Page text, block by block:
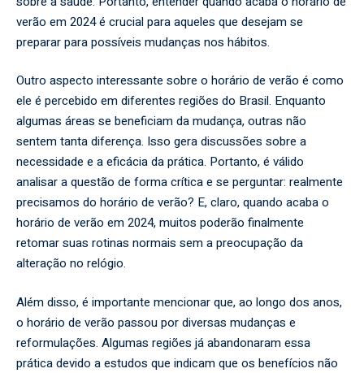
verão em 2024 é crucial para aqueles que desejam se
preparar para possíveis mudanças nos hábitos.
Outro aspecto interessante sobre o horário de verão é como
ele é percebido em diferentes regiões do Brasil. Enquanto
algumas áreas se beneficiam da mudança, outras não
sentem tanta diferença. Isso gera discussões sobre a
necessidade e a eficácia da prática. Portanto, é válido
analisar a questão de forma crítica e se perguntar: realmente
precisamos do horário de verão? E, claro, quando acaba o
horário de verão em 2024, muitos poderão finalmente
retomar suas rotinas normais sem a preocupação da
alteração no relógio.
Além disso, é importante mencionar que, ao longo dos anos,
o horário de verão passou por diversas mudanças e
reformulações. Algumas regiões já abandonaram essa
prática devido a estudos que indicam que os benefícios não